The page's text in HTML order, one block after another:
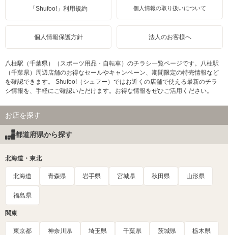
「Shufoo!」利用規約 個人情報の取り扱いについて
個人情報保護方針 法人のお客様へ
八柱駅（千葉県）（スポーツ用品・自転車）のチラシ一覧ページです。八柱駅
（千葉県）周辺店舗のお得なセールやキャンペーン、期間限定の特売情報など
を確認できます。 Shufoo!（シュフー）ではお近くの店舗で使える最新のチラ
シ情報を、手軽にご確認いただけます。お得な情報をぜひご活用ください。
お店を探す
都道府県から探す
北海道・東北
北海道 青森県 岩手県 宮城県 秋田県 山形県
福島県
関東
東京都 神奈川県 埼玉県 千葉県 茨城県 栃木県